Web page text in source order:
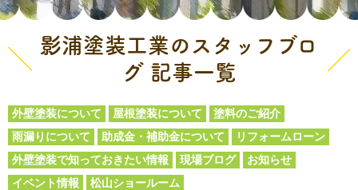
影浦塗装工業のスタッフブロ
グ 記事一覧
外壁塗装について 屋根塗装について
塗料のご紹介
雨漏りについて
助成金・補助金について
リフォームローン
外壁塗装で知っておきたい情報
現場ブログ
お知らせ
イベント情報
松山ショールーム